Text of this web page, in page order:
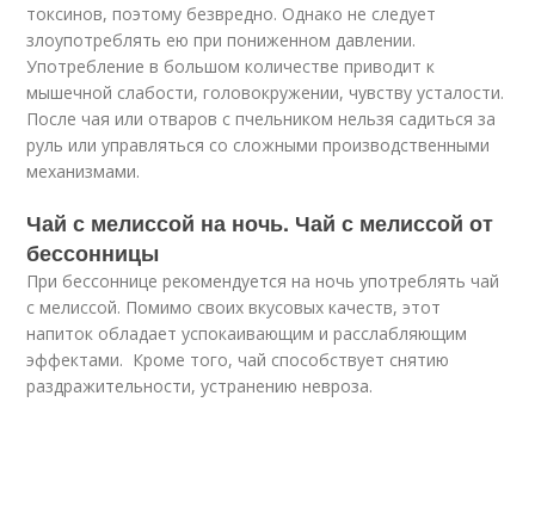
токсинов, поэтому безвредно. Однако не следует
злоупотреблять ею при пониженном давлении.
Употребление в большом количестве приводит к
мышечной слабости, головокружении, чувству усталости.
После чая или отваров с пчельником нельзя садиться за
руль или управляться со сложными производственными
механизмами.
Чай с мелиссой на ночь. Чай с мелиссой от
бессонницы
При бессоннице рекомендуется на ночь употреблять чай
с мелиссой. Помимо своих вкусовых качеств, этот
напиток обладает успокаивающим и расслабляющим
эффектами. Кроме того, чай способствует снятию
раздражительности, устранению невроза.